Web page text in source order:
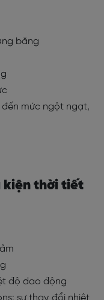
băng
đến mức ngột ngạt,
kiện thời tiết
độ dao động
sự thay đổi nhiệt